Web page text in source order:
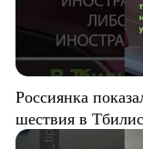
Россиянка
шествия в